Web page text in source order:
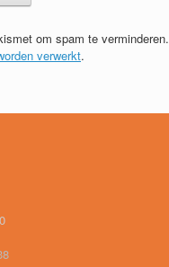
om spam te verminderen.
verwerkt.